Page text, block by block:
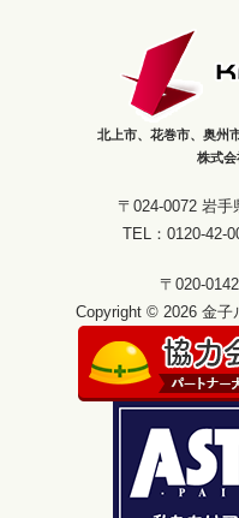
北上市、花巻市、奥州
株式
〒024-0072 岩手
TEL：0120-42-
〒020-
Copyright © 2026 金子